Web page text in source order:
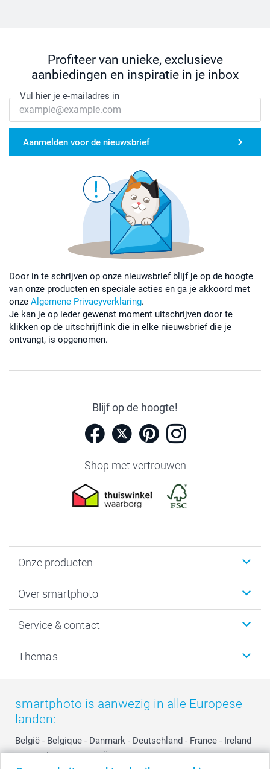
Profiteer van unieke, exclusieve
aanbiedingen en inspiratie in je inbox
Vul hier je e-mailadres in
Aanmelden voor de nieuwsbrief
Door in te schrijven op onze nieuwsbrief blijf je op de hoogte
van onze producten en speciale acties en ga je akkoord met
onze Algemene Privacyverklaring.
Je kan je op ieder gewenst moment uitschrijven door te
klikken op de uitschrijflink die in elke nieuwsbrief die je
ontvangt, is opgenomen.
Blijf op de hoogte!
Shop met vertrouwen
Onze producten
Fotoboeken
Fotocadeaus
Kaarten
Over smartphoto
Vacatures
Bestelproces
Privacy
Cookiebeleid
Reviews
Prijslijst
Service & contact
Tevredenheidsgarantie
smartbonus
smartfriends
service@smartphoto.nl
Affiliate partnerprogramma
Thema's
Moederdag
Vaderdag
Huwelijk
smartphoto is aanwezig in alle Europese
landen:
België - Belgique - Danmark - Deutschland - France - Ireland
- Nederland - Norge - Österreich - Schweiz - Suisse -